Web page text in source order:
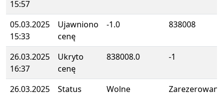
15:57
05.03.2025
15:33
Ujawniono
cenę
-1.0 838008
26.03.2025
16:37
Ukryto
cenę
838008.0 -1
26.03.2025
Status Wolne Zarezerowane